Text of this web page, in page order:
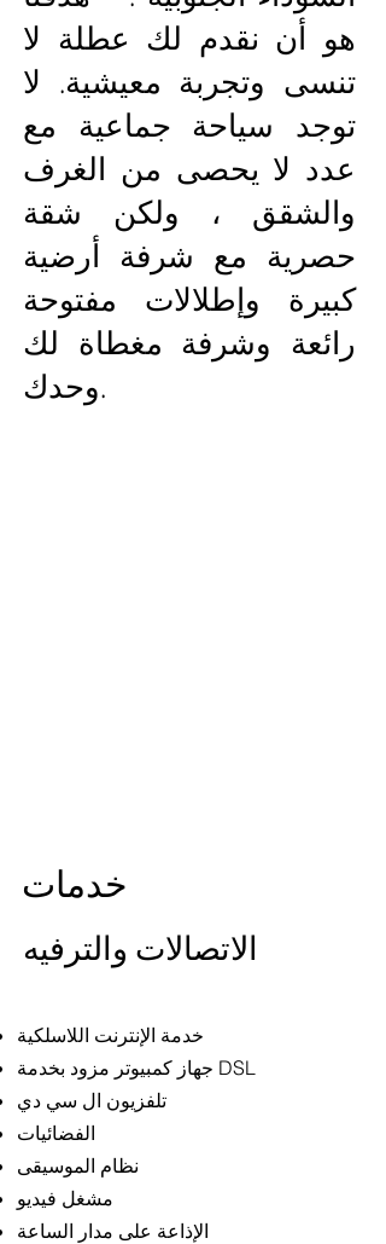
هو أن نقدم لك عطلة لا
تنسى وتجربة معيشية. لا
توجد سياحة جماعية مع
عدد لا يحصى من الغرف
والشقق ، ولكن شقة
حصرية مع شرفة أرضية
كبيرة وإطلالات مفتوحة
رائعة وشرفة مغطاة لك
وحدك.
خدمات
الاتصالات والترفيه
خدمة الإنترنت اللاسلكية
جهاز كمبيوتر مزود بخدمة DSL
تلفزيون ال سي دي
الفضائيات
نظام الموسيقى
مشغل فيديو
الإذاعة على مدار الساعة